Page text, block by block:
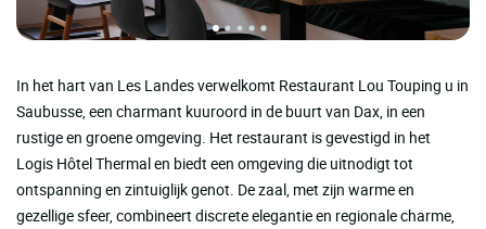
In het hart van Les Landes verwelkomt Restaurant Lou Touping u in
Saubusse, een charmant kuuroord in de buurt van Dax, in een
rustige en groene omgeving. Het restaurant is gevestigd in het
Logis Hôtel Thermal en biedt een omgeving die uitnodigt tot
ontspanning en zintuiglijk genot. De zaal, met zijn warme en
gezellige sfeer, combineert discrete elegantie en regionale charme,